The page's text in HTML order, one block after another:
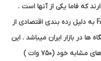
که فاما یکی از آنها است .
آسیاب قهوه صنعتی فاما مدل FAMA CS به دلیل رده بندی اقتصادی از
در بازار ایران میباشد . این
محصول با موتوری قدرتمند تر از مدل های مشابه خود (750 وات )